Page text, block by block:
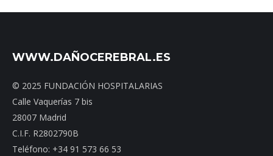
WWW.DAÑOCEREBRAL.ES
© 2025 FUNDACIÓN HOSPITALARIAS
Calle Vaquerías 7 bis
28007 Madrid
C.I.F. R2802790B
Teléfono: +34 91 573 66 53